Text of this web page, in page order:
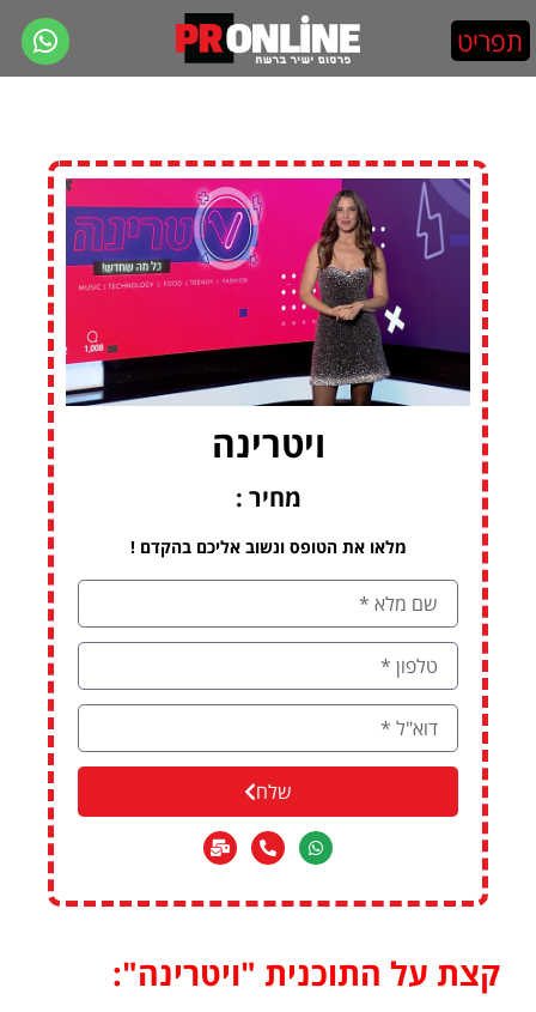
קצת על התוכנית "ויטרינה":
ויטרינה
מחיר :
מלאו את הטופס ונשוב אליכם בהקדם !
שלח